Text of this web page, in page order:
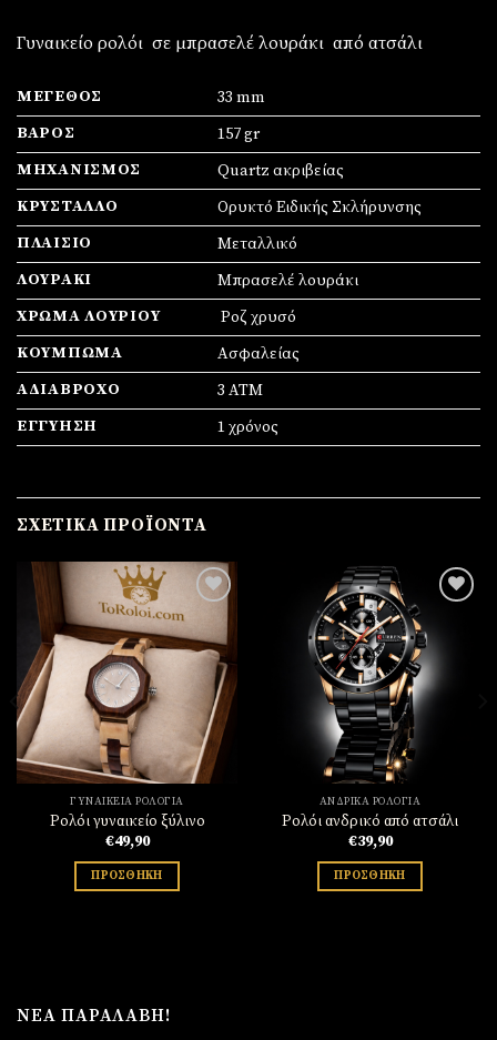
Γυναικείο ρολόι σε μπρασελέ λουράκι από ατσάλι
ΜΈΓΕΘΟΣ
33 mm
ΒΆΡΟΣ
157 gr
ΜΗΧΑΝΙΣΜΌΣ
Quartz ακριβείας
ΚΡΎΣΤΑΛΛΟ
Ορυκτό Ειδικής Σκλήρυνσης
ΠΛΑΊΣΙΟ
Mεταλλικό
ΛΟΥΡΆΚΙ
Μπρασελέ λουράκι
ΧΡΏΜΑ ΛΟΥΡΙΟΎ
Ροζ χρυσό
ΚΟΎΜΠΩΜΑ
Ασφαλείας
ΑΔΙΆΒΡΟΧΟ
3 ATM
ΕΓΓΎΗΣΗ
1 χρόνος
ΣΧΕΤΙΚΆ ΠΡΟΪΌΝΤΑ
Πρόσθήκη
επιθυμιών
ΓΥΝΑΙΚΕΊΑ ΡΟΛΌΓΙΑ
Ρολόι γυναικείο ξύλινο
€49,90
ΠΡΟΣΘΉΚΗ
Πρόσθήκη
λίστα
επιθυμιών
ΑΝΔΡΙΚΆ ΡΟΛΌΓΙΑ
Ρολόι ανδρικό από ατσάλι
€39,90
ΠΡΟΣΘΉΚΗ
ΝΈΑ ΠΑΡΑΛΑΒΉ!